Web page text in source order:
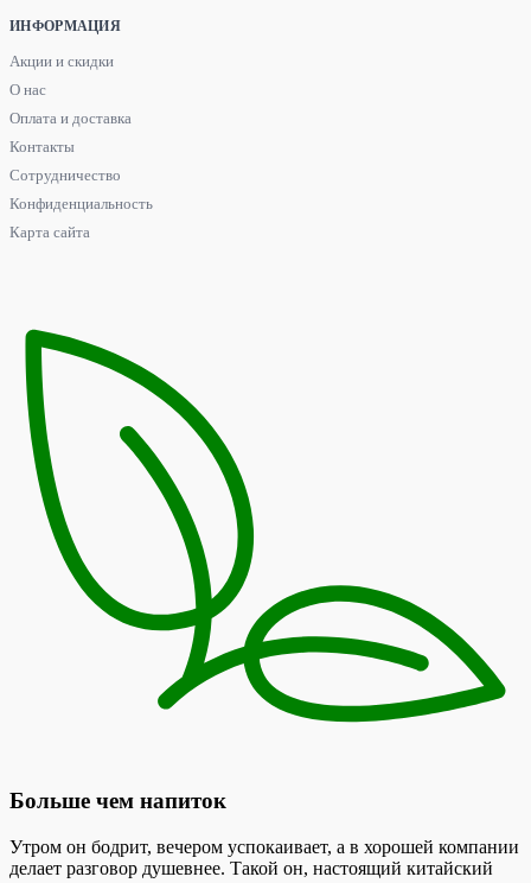
ИНФОРМАЦИЯ
Акции и скидки
О нас
Оплата и доставка
Контакты
Сотрудничество
Конфиденциальность
Карта сайта
Больше чем напиток
Утром он бодрит, вечером успокаивает, а в хорошей компании
делает разговор душевнее. Такой он, настоящий китайский